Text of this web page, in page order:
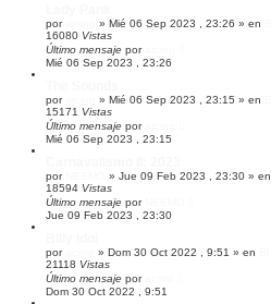
por » Mié 06 Sep 2023 , 23:26 » en
16080 Vistas
Último mensaje por
Mié 06 Sep 2023 , 23:26
por » Mié 06 Sep 2023 , 23:15 » en
15171 Vistas
Último mensaje por
Mié 06 Sep 2023 , 23:15
por » Jue 09 Feb 2023 , 23:30 » en
18594 Vistas
Último mensaje por
Jue 09 Feb 2023 , 23:30
por » Dom 30 Oct 2022 , 9:51 » en
21118 Vistas
Último mensaje por
Dom 30 Oct 2022 , 9:51